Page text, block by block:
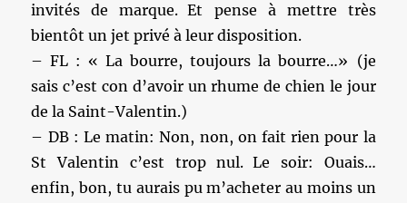
invités de marque. Et pense à mettre très
bientôt un jet privé à leur disposition.
– FL : « La bourre, toujours la bourre…» (je
sais c’est con d’avoir un rhume de chien le jour
de la Saint-Valentin.)
– DB : Le matin: Non, non, on fait rien pour la
St Valentin c’est trop nul. Le soir: Ouais…
enfin, bon, tu aurais pu m’acheter au moins un